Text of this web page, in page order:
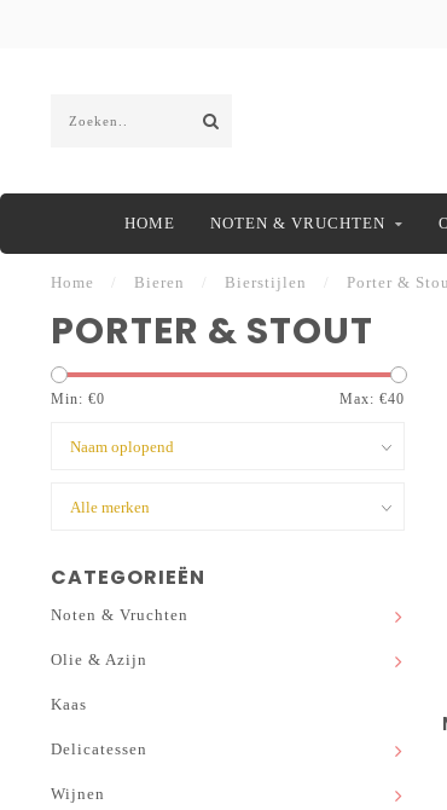
HOME NOTEN & VRUCHTEN
Home Bieren Bierstijlen Porter &
PORTER & STOUT
Min: €0 Max: €40
CATEGORIEËN
Noten & Vruchten
Olie & Azijn
Kaas
Delicatessen
Wijnen